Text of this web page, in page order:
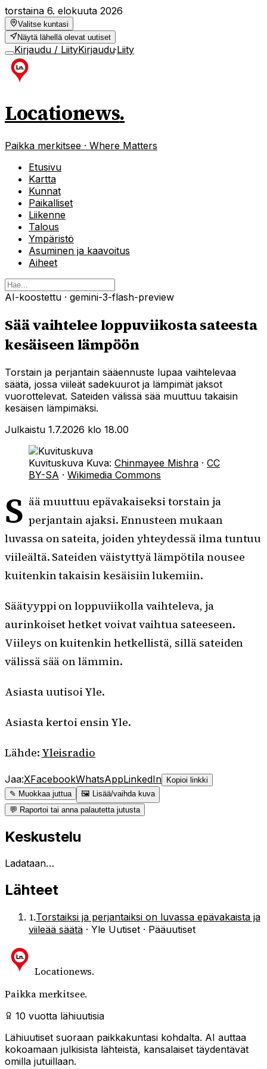
torstaina 6. elokuuta 2026
Valitse kuntasi
Näytä lähellä olevat uutiset
Kirjaudu / LiityKirjaudu·Liity
Locationews.
Paikka merkitsee · Where Matters
Etusivu
Kartta
Kunnat
Paikalliset
Liikenne
Talous
Ympäristö
Asuminen ja kaavoitus
Aiheet
AI-koostettu · gemini-3-flash-preview
Sää vaihtelee loppuviikosta sateesta
kesäiseen lämpöön
Torstain ja perjantain sääennuste lupaa vaihtelevaa
säätä, jossa viileät sadekuurot ja lämpimät jaksot
vuorottelevat. Sateiden välissä sää muuttuu takaisin
kesäisen lämpimäksi.
Julkaistu 1.7.2026 klo 18.00
Kuvituskuva Kuva: Chinmayee Mishra · CC
BY-SA · Wikimedia Commons
S ää muuttuu epävakaiseksi torstain ja
perjantain ajaksi. Ennusteen mukaan
luvassa on sateita, joiden yhteydessä ilma tuntuu
viileältä. Sateiden väistyttyä lämpötila nousee
kuitenkin takaisin kesäisiin lukemiin.
Säätyyppi on loppuviikolla vaihteleva, ja
aurinkoiset hetket voivat vaihtua sateeseen.
Viileys on kuitenkin hetkellistä, sillä sateiden
välissä sää on lämmin.
Asiasta uutisoi Yle.
Asiasta kertoi ensin Yle.
Lähde: Yleisradio
Jaa:XFacebookWhatsAppLinkedIn
Kopioi linkki
✎ Muokkaa juttua
🖼 Lisää/vaihda kuva
💬 Raportoi tai anna palautetta jutusta
Keskustelu
Ladataan…
Lähteet
1.Torstaiksi ja perjantaiksi on luvassa epävakaista ja
viileää säätä · Yle Uutiset · Pääuutiset
Locationews.
Paikka merkitsee.
10 vuotta lähiuutisia
Lähiuutiset suoraan paikkakuntasi kohdalta. AI auttaa
kokoamaan julkisista lähteistä, kansalaiset täydentävät
omilla jutuillaan.